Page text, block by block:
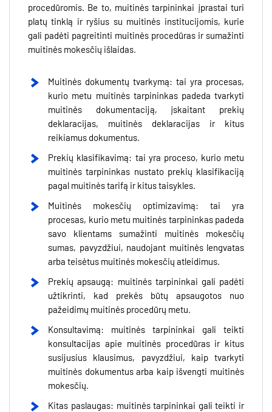
procedūromis. Be to, muitinės tarpininkai įprastai turi
platų tinklą ir ryšius su muitinės institucijomis, kurie
gali padėti pagreitinti muitinės procedūras ir sumažinti
muitinės mokesčių išlaidas.
Muitinės dokumentų tvarkymą: tai yra procesas,
kurio metu muitinės tarpininkas padeda tvarkyti
muitinės dokumentaciją, įskaitant prekių
deklaracijas, muitinės deklaracijas ir kitus
reikiamus dokumentus.
Prekių klasifikavimą: tai yra proceso, kurio metu
muitinės tarpininkas nustato prekių klasifikaciją
pagal muitinės tarifą ir kitus taisykles.
Muitinės mokesčių optimizavimą: tai yra
procesas, kurio metu muitinės tarpininkas padeda
savo klientams sumažinti muitinės mokesčių
sumas, pavyzdžiui, naudojant muitinės lengvatas
arba teisėtus muitinės mokesčių atleidimus.
Prekių apsaugą: muitinės tarpininkai gali padėti
užtikrinti, kad prekės būtų apsaugotos nuo
pažeidimų muitinės procedūrų metu.
Konsultavimą: muitinės tarpininkai gali teikti
konsultacijas apie muitinės procedūras ir kitus
susijusius klausimus, pavyzdžiui, kaip tvarkyti
muitinės dokumentus arba kaip išvengti muitinės
mokesčių.
Kitas paslaugas: muitinės tarpininkai gali teikti ir